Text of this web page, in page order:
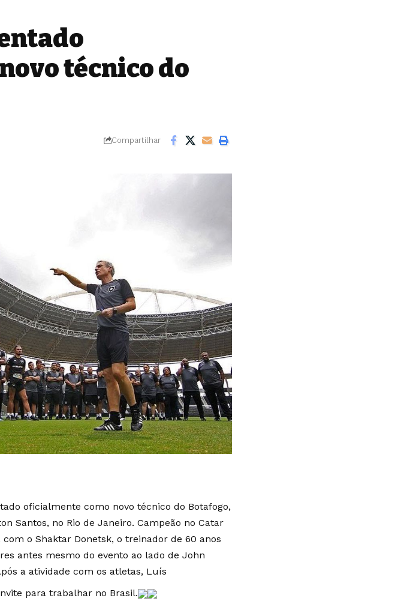
técnico do
Compartilhar
oficialmente como novo técnico do Botafogo,
Santos, no Rio de Janeiro. Campeão no Catar
o Shaktar Donetsk, o treinador de 60 anos
antes mesmo do evento ao lado de John
a atividade com os atletas, Luís
para trabalhar no Brasil.